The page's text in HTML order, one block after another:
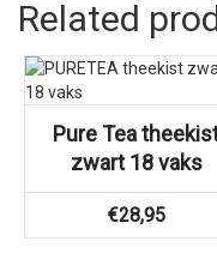
Related
Pure Tea
zwart 18 vaks
€28,95